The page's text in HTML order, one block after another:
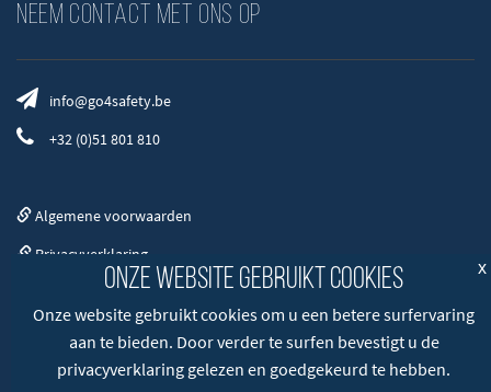
Neem contact met ons op
info@go4safety.be
+32 (0)51 801 810
Algemene voorwaarden
Privacyverklaring
Onze website gebruikt cookies
Onze website gebruikt cookies om u een betere surfervaring
aan te bieden. Door verder te surfen bevestigt u de
privacyverklaring gelezen en goedgekeurd te hebben.
x